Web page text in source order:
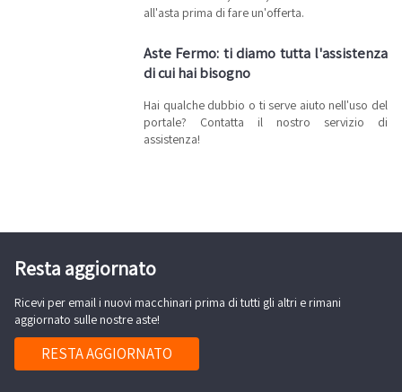
all'asta prima di fare un'offerta.
Aste Fermo: ti diamo tutta l'assistenza
di cui hai bisogno
Hai qualche dubbio o ti serve aiuto nell'uso del
portale? Contatta il nostro servizio di
assistenza!
Resta aggiornato
Ricevi per email i nuovi macchinari prima di tutti gli altri e rimani
aggiornato sulle nostre aste!
RESTA AGGIORNATO